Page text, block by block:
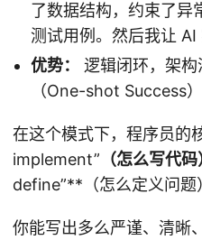
了数据结构，约束了异
测试用例。然后我让 AI
优势：
逻辑闭环，架
（One-shot Success）
在这个模式下，程序员的
implement” （怎么写代
define”**（怎么定义问题
你能写出多么严谨、清晰